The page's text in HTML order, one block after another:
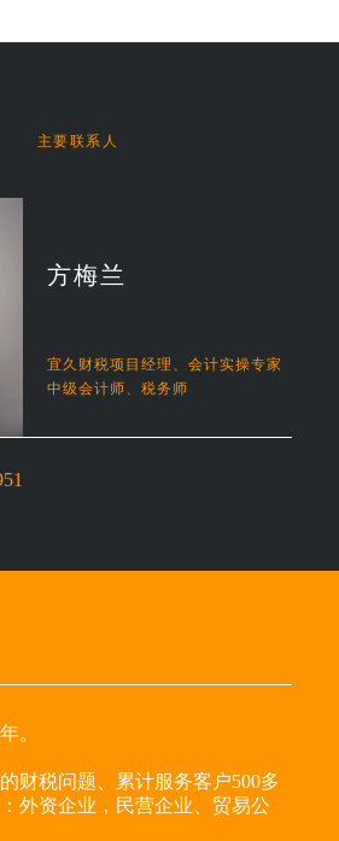
主要联系人
方梅兰
宜久财税项目经理、会计实操专家
中级会计师、税务师
。
财税问题、累计服务客户500多
外资企业，民营企业、贸易公